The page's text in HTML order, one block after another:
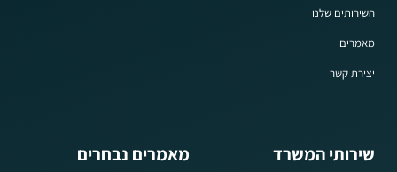
השירותים שלנו
מאמרים
יצירת קשר
שירותי המשרד מאמרים נבחרים